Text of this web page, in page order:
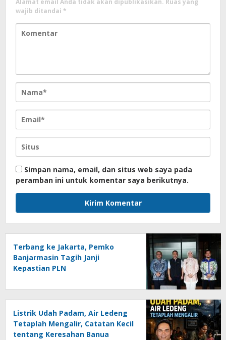
Alamat email Anda tidak akan dipublikasikan. Ruas yang
wajib ditandai *
Simpan nama, email, dan situs web saya pada
peramban ini untuk komentar saya berikutnya.
Terbang ke Jakarta, Pemko
Banjarmasin Tagih Janji
Kepastian PLN
Listrik Udah Padam, Air Ledeng
Tetaplah Mengalir, Catatan Kecil
tentang Keresahan Banua